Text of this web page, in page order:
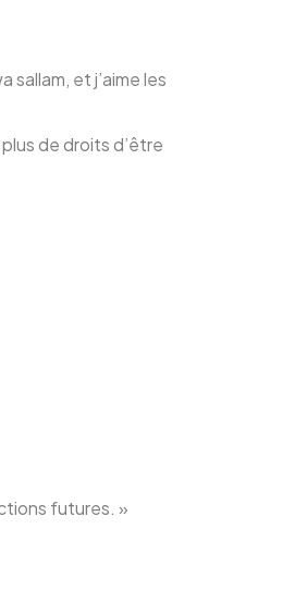
sallam, et j’aime les
de droits d’être
futures. »